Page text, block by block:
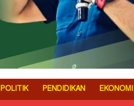
POLITIK PENDIDIKAN EKONOMI